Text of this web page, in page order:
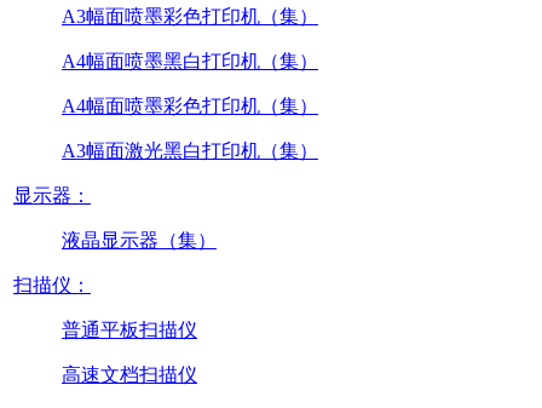
A3幅面喷墨彩色打印机（集）
A4幅面喷墨黑白打印机（集）
A4幅面喷墨彩色打印机（集）
A3幅面激光黑白打印机（集）
显示器：
液晶显示器（集）
扫描仪：
普通平板扫描仪
高速文档扫描仪